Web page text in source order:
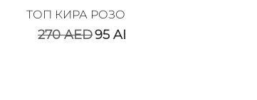
ТОП КИРА РОЗОВЫЙ
270AED95AED